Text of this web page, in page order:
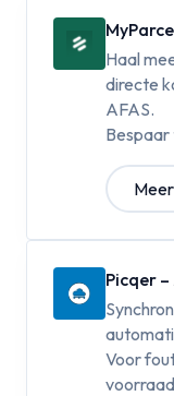
Haal
directe
AFAS.
Picqer –
Voor